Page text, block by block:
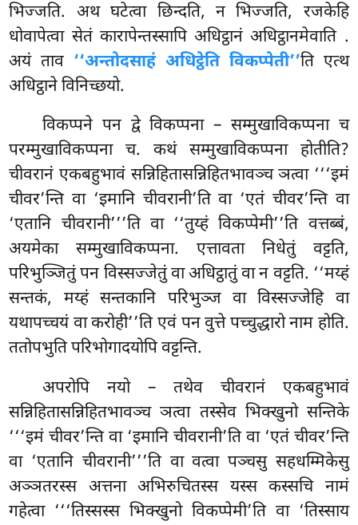
भिज्जति. अथ घटेत्वा छिन्दति, न भिज्जति, रजकेहि
धोवापेत्वा सेतं कारापेन्तस्सापि अधिट्ठानं अधिट्ठानमेवाति .
अयं ताव ‘‘अन्तोदसाहं अधिट्ठेति विकप्पेती’’ति एत्थ
अधिट्ठाने विनिच्छयो.
विकप्पने पन द्वे विकप्पना – सम्मुखाविकप्पना च
परम्मुखाविकप्पना च. कथं सम्मुखाविकप्पना होतीति?
चीवरानं एकबहुभावं सन्निहितासन्निहितभावञ्च ञत्वा ‘‘‘इमं
चीवर’न्ति वा ‘इमानि चीवरानी’ति वा ‘एतं चीवर’न्ति वा
‘एतानि चीवरानी’’’ति वा ‘‘तुय्हं विकप्पेमी’’ति वत्तब्बं,
अयमेका सम्मुखाविकप्पना. एत्तावता निधेतुं वट्टति,
परिभुञ्जितुं पन विस्सज्जेतुं वा अधिट्ठातुं वा न वट्टति. ‘‘मय्हं
सन्तकं, मय्हं सन्तकानि परिभुञ्ज वा विस्सज्जेहि वा
यथापच्चयं वा करोही’’ति एवं पन वुत्ते पच्चुद्धारो नाम होति.
ततोपभुति परिभोगादयोपि वट्टन्ति.
अपरोपि नयो – तथेव चीवरानं एकबहुभावं
सन्निहितासन्निहितभावञ्च ञत्वा तस्सेव भिक्खुनो सन्तिके
‘‘‘इमं चीवर’न्ति वा ‘इमानि चीवरानी’ति वा ‘एतं चीवर’न्ति
वा ‘एतानि चीवरानी’’’ति वा वत्वा पञ्चसु सहधम्मिकेसु
अञ्ञतरस्स अत्तना अभिरुचितस्स यस्स कस्सचि नामं
गहेत्वा ‘‘‘तिस्सस्स भिक्खुनो विकप्पेमी’ति वा ‘तिस्साय